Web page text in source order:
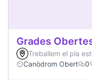
Grades
Treballem el pla
Canòdrom Obert
0